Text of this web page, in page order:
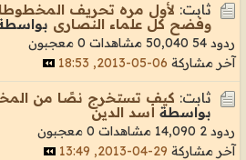
ثابت: لأول مره تحريف
وفضح كل علماء النصارى
ردود 54 50,040 مشاهدات
0 معجبون
آخر مشاركة 06-05-2013, 18:53
ثابت: كيف تستخرج نصًا من
بواسطة أسد الدين
ردود 2 14,090 مشاهدات
0 معجبون
آخر مشاركة 29-04-2013, 13:49